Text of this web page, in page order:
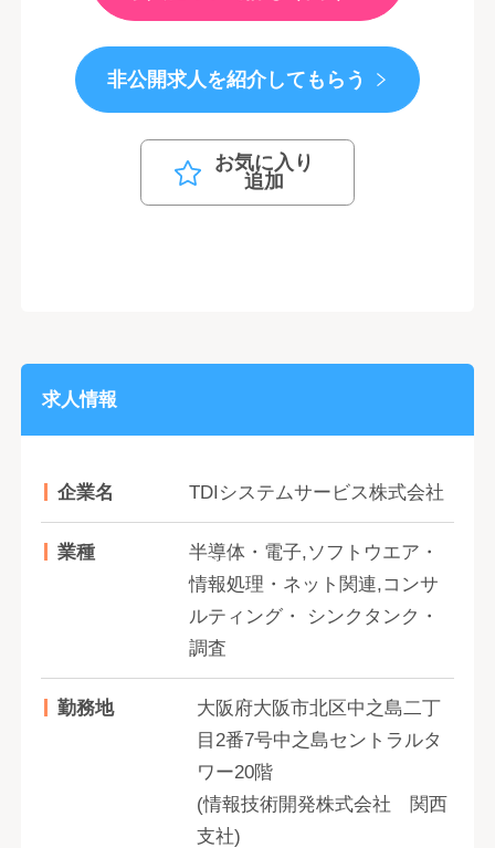
非公開求人を紹介してもらう
お気に入り
追加
求人情報
企業名 TDIシステムサービス株式会社
業種
半導体・電子,ソフトウエア・
情報処理・ネット関連,コンサ
ルティング・ シンクタンク・
調査
勤務地
大阪府大阪市北区中之島二丁
目2番7号中之島セントラルタ
ワー20階
(情報技術開発株式会社 関西
支社)